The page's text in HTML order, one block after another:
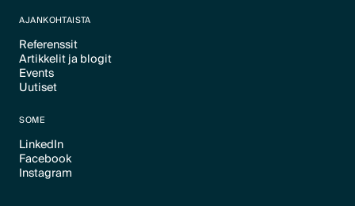
AJANKOHTAISTA
Referenssit
Text Link
Artikkelit ja blogit
Text Link
Events
Text Link
Uutiset
SOME
LinkedIn
Text Link
Facebook
Text Link
Instagram